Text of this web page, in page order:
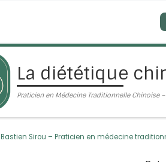
La diététique
Praticien en Médecine Traditionnelle Chinoise
Bastien Sirou – Praticien en médecine